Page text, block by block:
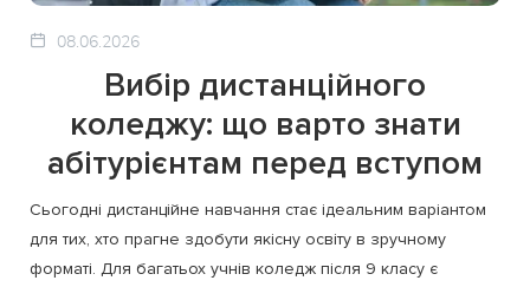
08.06.2026
Вибір дистанційного
коледжу: що варто знати
абітурієнтам перед вступом
Сьогодні дистанційне навчання стає ідеальним варіантом
для тих, хто прагне здобути якісну освіту в зручному
форматі. Для багатьох учнів коледж після 9 класу є